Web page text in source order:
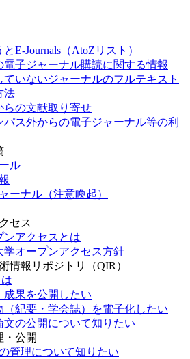
とE-Journals（AtoZリスト）
電子ジャーナル購読に関する情報
ていないジャーナルのフルテキスト
法
らの文献取り寄せ
パス外からの電子ジャーナル等の利
ル
ーナル（注意喚起）
セス
ンアクセスとは
学オープンアクセス方針
情報リポジトリ（QIR）
成果を公開したい
（紀要・学会誌）を電子化したい
文の公開について知りたい
・公開
管理について知りたい